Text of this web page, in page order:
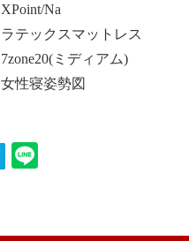
XPoint/Na
ラテックスマットレス
7zone20(ミディアム)
女性寝姿勢図